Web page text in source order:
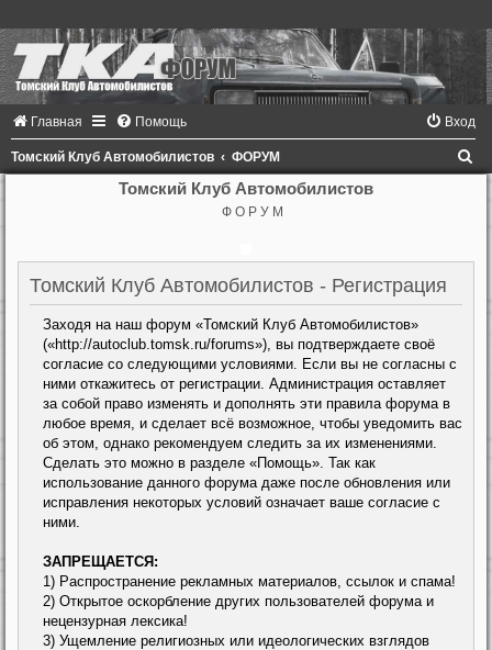
Главная Помощь Вход
Томский Клуб Автомобилистов ФОРУМ
Томский Клуб Автомобилистов
Ф О Р У М
Томский Клуб Автомобилистов - Регистрация
Заходя на наш форум «Томский Клуб Автомобилистов»
(«http://autoclub.tomsk.ru/forums»), вы подтверждаете своё
согласие со следующими условиями. Если вы не согласны с
ними откажитесь от регистрации. Администрация оставляет
за собой право изменять и дополнять эти правила форума в
любое время, и сделает всё возможное, чтобы уведомить вас
об этом, однако рекомендуем следить за их изменениями.
Сделать это можно в разделе «Помощь». Так как
использование данного форума даже после обновления или
исправления некоторых условий означает ваше согласие с
ними.
ЗАПРЕЩАЕТСЯ:
1) Распространение рекламных материалов, ссылок и спама!
2) Открытое оскорбление других пользователей форума и
нецензурная лексика!
3) Ущемление религиозных или идеологических взглядов